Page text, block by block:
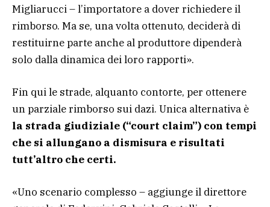
Migliarucci – l’importatore a dover richiedere il
rimborso. Ma se, una volta ottenuto, deciderà di
restituirne parte anche al produttore dipenderà
solo dalla dinamica dei loro rapporti».
Fin qui le strade, alquanto contorte, per ottenere
un parziale rimborso sui dazi. Unica alternativa è
la strada giudiziale (“court claim”) con tempi
che si allungano a dismisura e risultati
tutt’altro che certi.
«Uno scenario complesso – aggiunge il direttore